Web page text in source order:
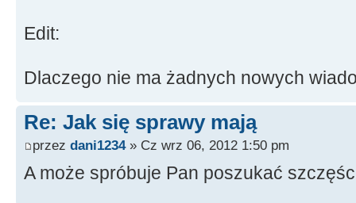
Edit:
Dlaczego nie ma żadnych nowych
Re: Jak się sprawy mają
przez dani1234» Cz wrz 06, 2012 1:50 pm
A może spróbuje Pan poszukać